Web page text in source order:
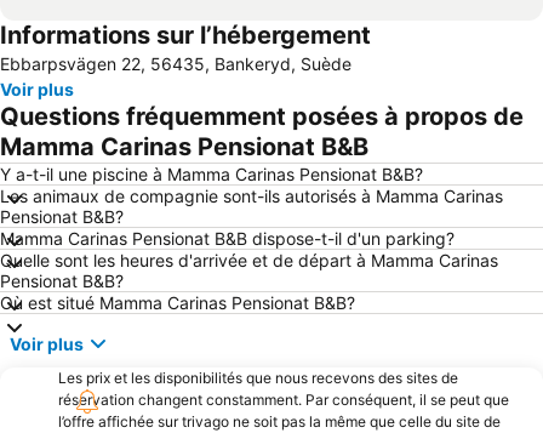
Informations sur l’hébergement
Ebbarpsvägen 22, 56435, Bankeryd, Suède
Voir plus
Questions fréquemment posées à propos de
Mamma Carinas Pensionat B&B
Y a-t-il une piscine à Mamma Carinas Pensionat B&B?
Les animaux de compagnie sont-ils autorisés à Mamma Carinas
Pensionat B&B?
Mamma Carinas Pensionat B&B dispose-t-il d'un parking?
Quelle sont les heures d'arrivée et de départ à Mamma Carinas
Pensionat B&B?
Où est situé Mamma Carinas Pensionat B&B?
Voir plus
Les prix et les disponibilités que nous recevons des sites de
réservation changent constamment. Par conséquent, il se peut que
l’offre affichée sur trivago ne soit pas la même que celle du site de